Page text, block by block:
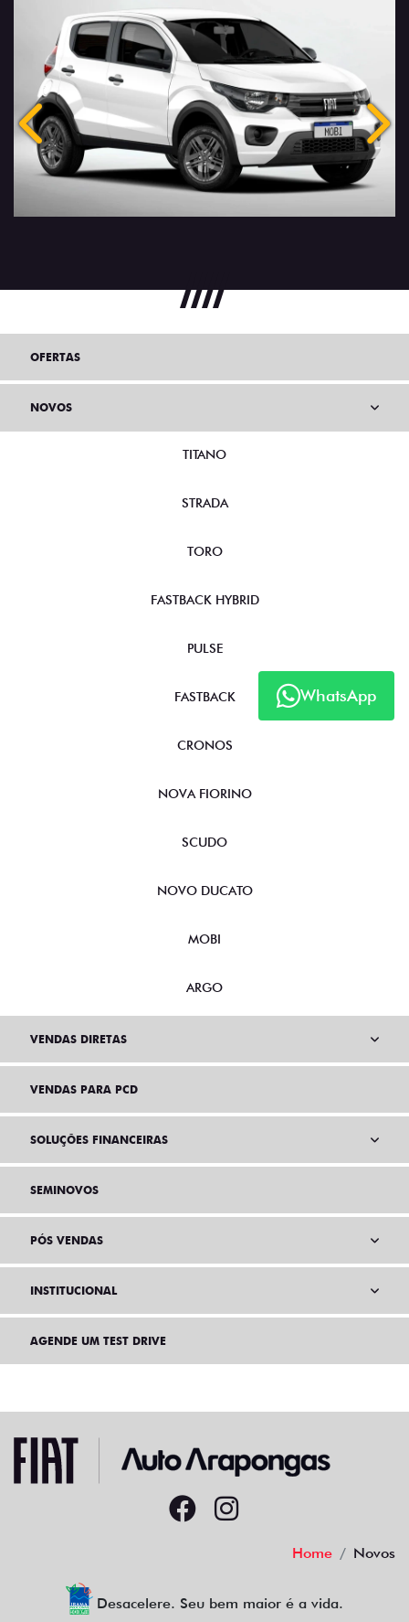
Anterior
WhatsApp
OFERTAS
NOVOS
TITANO
STRADA
TORO
FASTBACK HYBRID
PULSE
FASTBACK
CRONOS
NOVA FIORINO
SCUDO
NOVO DUCATO
MOBI
ARGO
VENDAS DIRETAS
VENDAS PARA PCD
SOLUÇÕES FINANCEIRAS
SEMINOVOS
PÓS VENDAS
INSTITUCIONAL
AGENDE UM TEST DRIVE
Home Novos
Desacelere. Seu bem maior é a vida.